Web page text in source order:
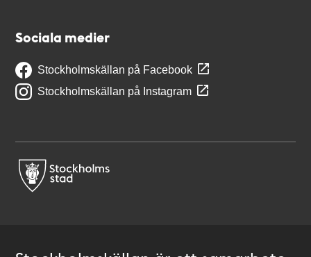
Sociala medier
Stockholmskällan på Facebook
Stockholmskällan på Instagram